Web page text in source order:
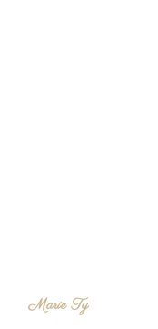
Marie Ty